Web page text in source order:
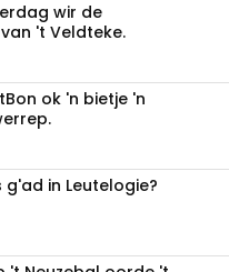
wir de
't Veldteke.
ok 'n bietje 'n
g'ad in Leutelogie?